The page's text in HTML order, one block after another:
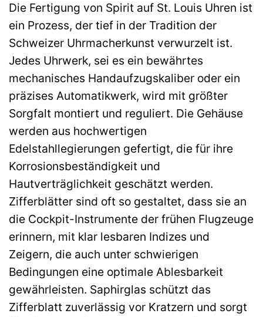
Die Fertigung von Spirit auf St. Louis Uhren ist
ein Prozess, der tief in der Tradition der
Schweizer Uhrmacherkunst verwurzelt ist.
Jedes Uhrwerk, sei es ein bewährtes
mechanisches Handaufzugskaliber oder ein
präzises Automatikwerk, wird mit größter
Sorgfalt montiert und reguliert. Die Gehäuse
werden aus hochwertigen
Edelstahllegierungen gefertigt, die für ihre
Korrosionsbeständigkeit und
Hautverträglichkeit geschätzt werden.
Zifferblätter sind oft so gestaltet, dass sie an
die Cockpit-Instrumente der frühen Flugzeuge
erinnern, mit klar lesbaren Indizes und
Zeigern, die auch unter schwierigen
Bedingungen eine optimale Ablesbarkeit
gewährleisten. Saphirglas schützt das
Zifferblatt zuverlässig vor Kratzern und sorgt